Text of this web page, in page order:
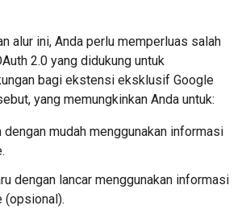
alur ini, Anda perlu memperluas salah
2.0 yang didukung untuk
bagi ekstensi eksklusif Google
yang memungkinkan Anda untuk:
dengan mudah menggunakan informasi
dengan lancar menggunakan informasi
(opsional).